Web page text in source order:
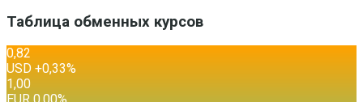
Таблица обменных курсов
0,82
USD +0,33%
1,00